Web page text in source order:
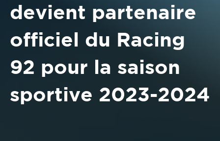
devient partenaire
officiel du Racing
92 pour la saison
sportive 2023-2024